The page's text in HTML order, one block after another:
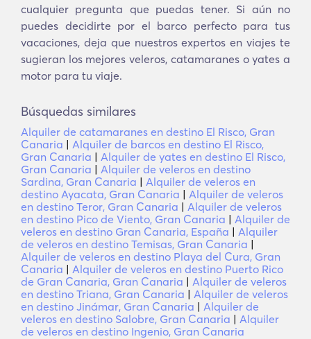
cualquier pregunta que puedas tener. Si aún no
puedes decidirte por el barco perfecto para tus
vacaciones, deja que nuestros expertos en viajes te
sugieran los mejores veleros, catamaranes o yates a
motor para tu viaje.
Búsquedas similares
Alquiler de catamaranes en destino El Risco, Gran
Canaria | Alquiler de barcos en destino El Risco,
Gran Canaria | Alquiler de yates en destino El Risco,
Gran Canaria | Alquiler de veleros en destino
Sardina, Gran Canaria | Alquiler de veleros en
destino Ayacata, Gran Canaria | Alquiler de veleros
en destino Teror, Gran Canaria | Alquiler de veleros
en destino Pico de Viento, Gran Canaria | Alquiler de
veleros en destino Gran Canaria, España | Alquiler
de veleros en destino Temisas, Gran Canaria |
Alquiler de veleros en destino Playa del Cura, Gran
Canaria | Alquiler de veleros en destino Puerto Rico
de Gran Canaria, Gran Canaria | Alquiler de veleros
en destino Triana, Gran Canaria | Alquiler de veleros
en destino Jinámar, Gran Canaria | Alquiler de
veleros en destino Salobre, Gran Canaria | Alquiler
de veleros en destino Ingenio, Gran Canaria